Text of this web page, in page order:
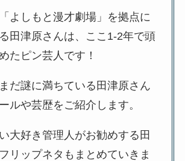
よしもと漫才劇場」を拠点に
田津原さんは、ここ1-2年で頭
たピン芸人です！
だ謎に満ちている田津原さん
ルや芸歴をご紹介します。
大好き管理人がお勧めする田
リップネタもまとめていきま